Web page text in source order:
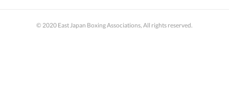
© 2020 East Japan Boxing Associations, All rights reserved.